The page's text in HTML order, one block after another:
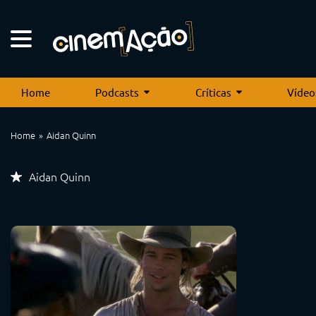
Home Podcasts Críticas
Home Aidan Quinn
Aidan Quinn